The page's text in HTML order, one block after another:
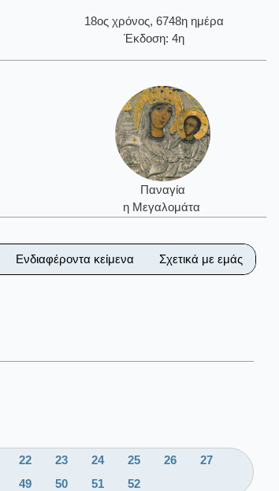
18ος χρόνος, 6748η ημέρα
Έκδοση: 4η
Παναγία
η Μεγαλομάτα
Ενδιαφέροντα κείμενα Σχετικά με εμάς
22 23 24 25 26
27
49 50 51 52